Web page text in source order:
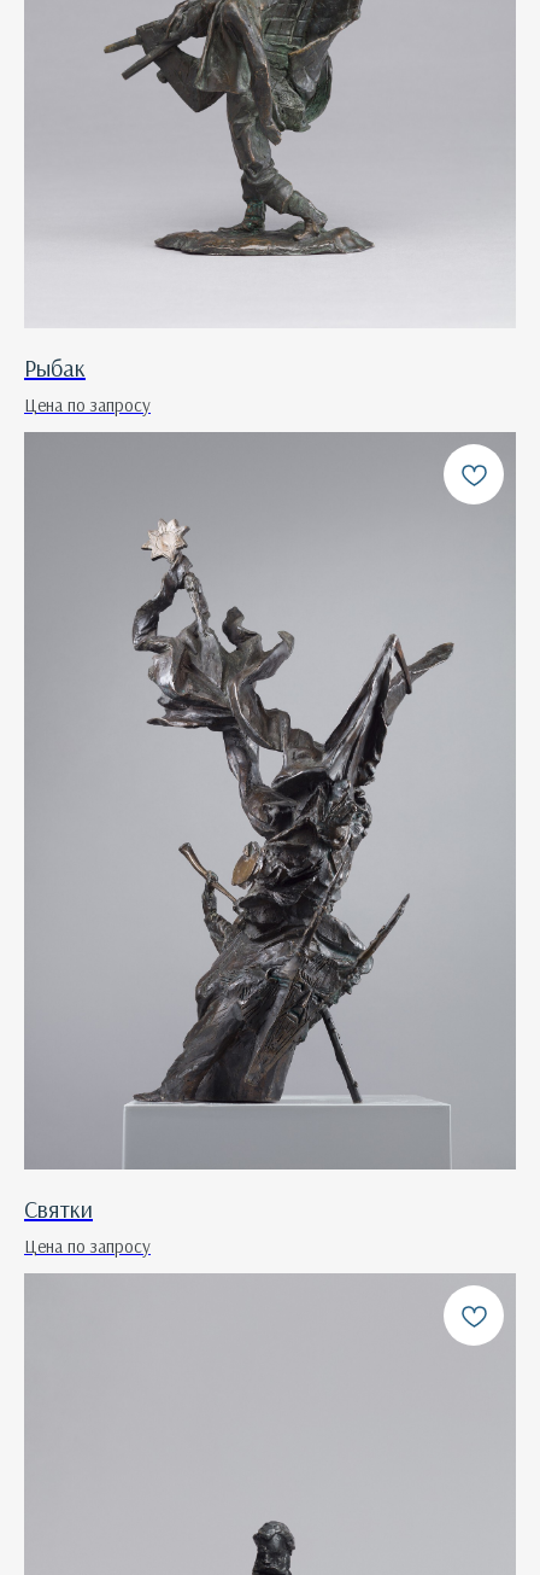
Рыбак
Цена по запросу
Святки
Цена по запросу